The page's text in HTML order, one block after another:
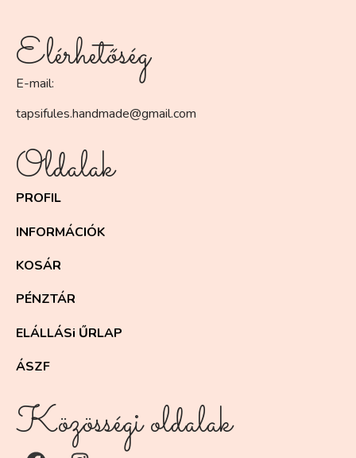
Elérhetőség
E-mail:
tapsifules.handmade@gmail.com
Oldalak
PROFIL
INFORMÁCIÓK
KOSÁR
PÉNZTÁR
ELÁLLÁSi ŰRLAP
ÁSZF
Közösségi oldalak